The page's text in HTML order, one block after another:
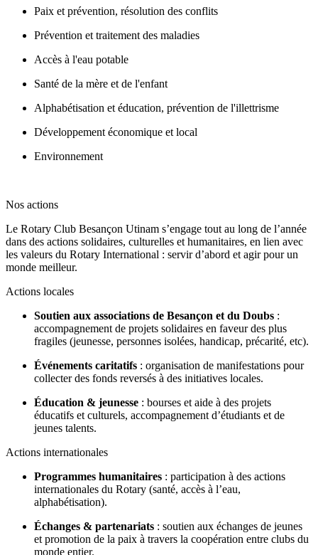
Paix et prévention, résolution des conflits
Prévention et traitement des maladies
Accès à l'eau potable
Santé de la mère et de l'enfant
Alphabétisation et éducation, prévention de l'illettrisme
Développement économique et local
Environnement
Nos actions
Le Rotary Club Besançon Utinam s’engage tout au long de l’année
dans des actions solidaires, culturelles et humanitaires, en lien avec
les valeurs du Rotary International : servir d’abord et agir pour un
monde meilleur.
Actions locales
Soutien aux associations de Besançon et du Doubs :
accompagnement de projets solidaires en faveur des plus
fragiles (jeunesse, personnes isolées, handicap, précarité, etc).
Événements caritatifs : organisation de manifestations pour
collecter des fonds reversés à des initiatives locales.
Éducation & jeunesse : bourses et aide à des projets
éducatifs et culturels, accompagnement d’étudiants et de
jeunes talents.
Actions internationales
Programmes humanitaires : participation à des actions
internationales du Rotary (santé, accès à l’eau,
alphabétisation).
Échanges & partenariats : soutien aux échanges de jeunes
et promotion de la paix à travers la coopération entre clubs du
monde entier.